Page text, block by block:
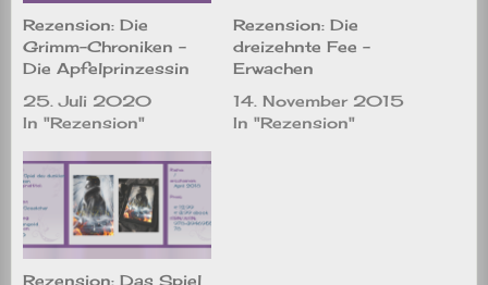
Rezension: Die
Grimm-Chroniken –
Die Apfelprinzessin
25. Juli 2020
In "Rezension"
Rezension: Die
dreizehnte Fee –
Erwachen
14. November 2015
In "Rezension"
Rezension: Das Spiel